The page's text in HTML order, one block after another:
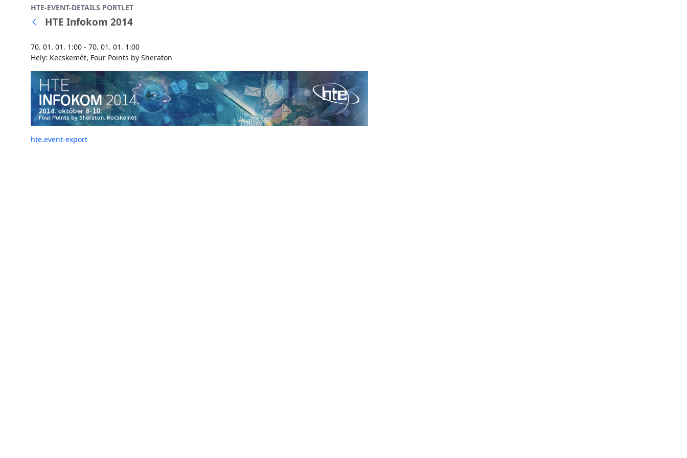
Ugrás a fő tartalomhoz
HTE-EVENT-DETAILS PORTLET
HTE Infokom 2014
70. 01. 01. 1:00 - 70. 01. 01. 1:00
Hely: Kecskemét, Four Points by Sheraton
hte.event-export